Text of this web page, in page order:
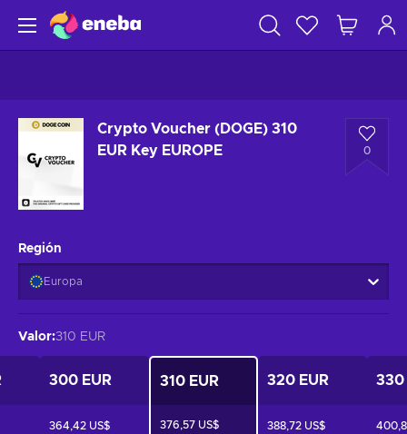
Crypto Voucher (DOGE) 310
EUR Key EUROPE
0
Región
Europa
Valor:310 EUR
300 EUR
364,42 US$
310 EUR
376,57 US$
320 EUR
388,72 US$
330